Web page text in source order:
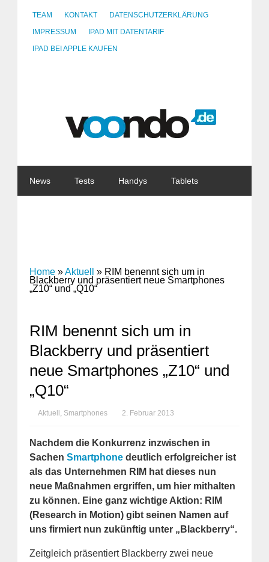
TEAM KONTAKT
DATENSCHUTZERKLÄRUNG
IMPRESSUM
IPAD MIT DATENTARIF
IPAD BEI APPLE KAUFEN
News Tests Handys Tablets
Home »Aktuell » RIM benennt sich um in
Blackberry und präsentiert neue Smartphones
„Z10“ und „Q10“
RIM benennt sich um in
Blackberry und präsentiert
neue Smartphones „Z10“ und
„Q10“
Aktuell , Smartphones 2. Februar 2013
Nachdem die Konkurrenz inzwischen in
Sachen Smartphone deutlich erfolgreicher ist
als das Unternehmen RIM hat dieses nun
neue Maßnahmen ergriffen, um hier mithalten
zu können. Eine ganz wichtige Aktion: RIM
(Research in Motion) gibt seinen Namen auf
uns firmiert nun zukünftig unter „Blackberry“.
Zeitgleich präsentiert Blackberry zwei neue